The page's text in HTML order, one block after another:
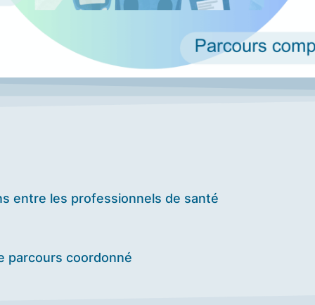
entre les professionnels de santé
parcours coordonné